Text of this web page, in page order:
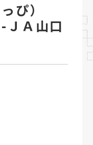
っぴ）
ＪＡ山口